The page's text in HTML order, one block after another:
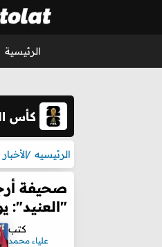
الرئيسية
كأس
الرئيسيه الأخبار
صحيفة
"العنيد":
كتب
علياء محمد